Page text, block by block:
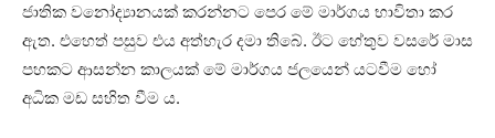
ජාතික වනෝද්‍යානයක් කරන්නට පෙර මේ මාර්ගය භාවිතා කර
ඇත. එහෙත් පසුව එය අත්හැර දමා තිබේ. ඊට හේතුව වසරේ මාස
පහකට ආසන්න කාලයක් මේ මාර්ගය ජලයෙන් යටවීම හෝ
අධික මඩ සහිත වීම ය.